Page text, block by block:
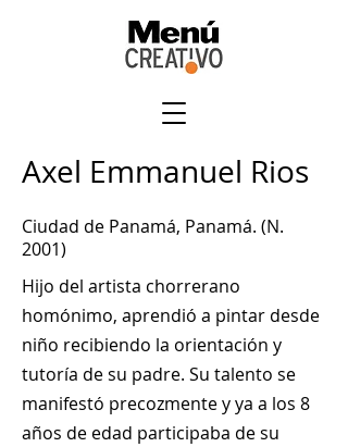
Axel Emmanuel Rios
Ciudad de Panamá, Panamá. (N.
2001)
Hijo del artista chorrerano
homónimo, aprendió a pintar desde
niño recibiendo la orientación y
tutoría de su padre. Su talento se
manifestó precozmente y ya a los 8
años de edad participaba de su